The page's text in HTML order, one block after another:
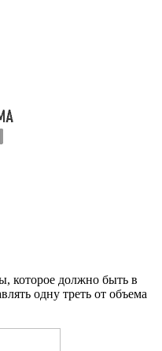
которое должно быть в
одну треть от объема